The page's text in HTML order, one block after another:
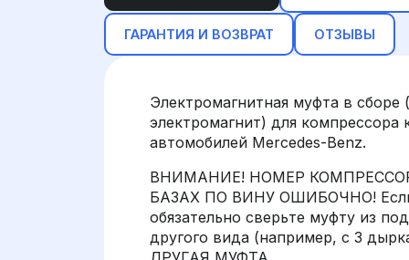
ГАРАНТИЯ И ВОЗВРАТ ОТЗЫВЫ
Электромагнитная муфта в
электромагнит) для компрессора
автомобилей Mercedes-Benz.
ВНИМАНИЕ! НОМЕР
БАЗАХ ПО ВИНУ ОШИБОЧНО! Если
обязательно сверьте муфту из
другого вида (например, с 3